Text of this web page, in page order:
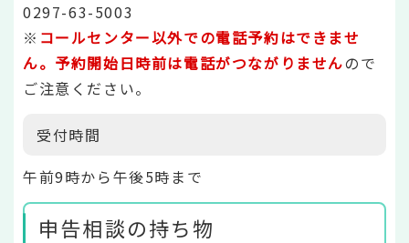
0297-63-5003
※ コールセンター以外での電話予約はできませ
ん。 予約開始日時前は電話がつながりませんので
ご注意ください。
受付時間
午前9時から午後5時まで
申告相談の持ち物